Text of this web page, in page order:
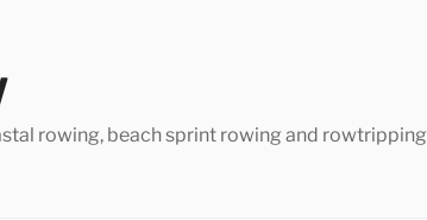
rowing, beach sprint rowing and rowtripping